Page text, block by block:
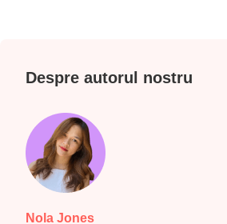
Pasul 2.
Despre autorul nostru
Nola Jones